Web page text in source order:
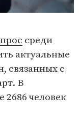
среди
актуальные
связанных с
В
2686 человек